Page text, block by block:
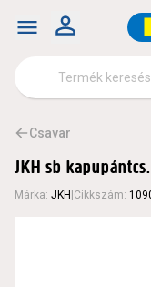
Csavar
JKH sb
Márka: JKH Cikkszám: